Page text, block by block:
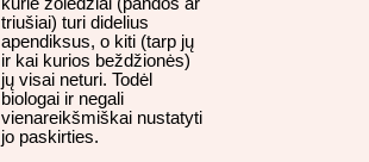
triušiai) turi didelius
apendiksus, o kiti (tarp jų
ir kai kurios beždžionės)
jų visai neturi. Todėl
biologai ir negali
vienareikšmiškai nustatyti
jo paskirties.